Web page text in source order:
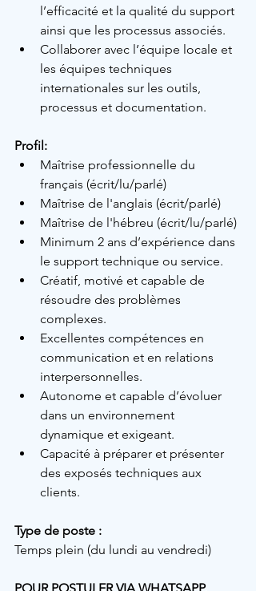
l’efficacité et la qualité du support
ainsi que les processus associés.
Collaborer avec l’équipe locale et
les équipes techniques
internationales sur les outils,
processus et documentation.
Profil:
Maîtrise professionnelle du
français (écrit/lu/parlé)
Maîtrise de l'anglais (écrit/parlé)
Maîtrise de l'hébreu (écrit/lu/parlé)
Minimum 2 ans d’expérience dans
le support technique ou service.
Créatif, motivé et capable de
résoudre des problèmes
complexes.
Excellentes compétences en
communication et en relations
interpersonnelles.
Autonome et capable d’évoluer
dans un environnement
dynamique et exigeant.
Capacité à préparer et présenter
des exposés techniques aux
clients.
Type de poste :
Temps plein (du lundi au vendredi)